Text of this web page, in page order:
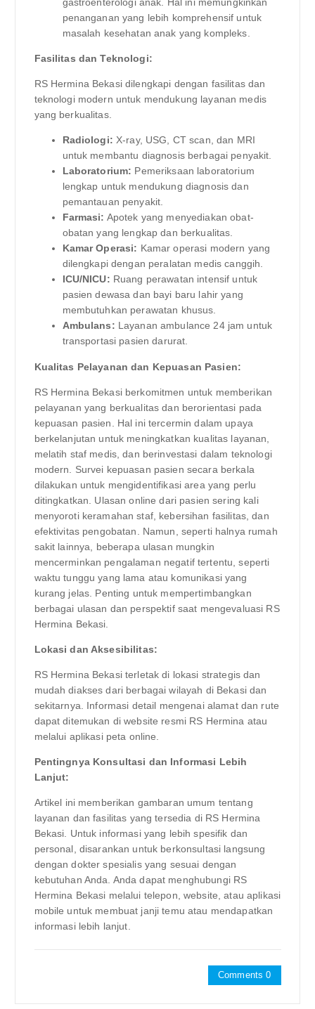
gastroenterologi anak. Hal ini memungkinkan
penanganan yang lebih komprehensif untuk
masalah kesehatan anak yang kompleks.
Fasilitas dan Teknologi:
RS Hermina Bekasi dilengkapi dengan fasilitas dan
teknologi modern untuk mendukung layanan medis
yang berkualitas.
Radiologi: X-ray, USG, CT scan, dan MRI
untuk membantu diagnosis berbagai penyakit.
Laboratorium: Pemeriksaan laboratorium
lengkap untuk mendukung diagnosis dan
pemantauan penyakit.
Farmasi: Apotek yang menyediakan obat-
obatan yang lengkap dan berkualitas.
Kamar Operasi: Kamar operasi modern yang
dilengkapi dengan peralatan medis canggih.
ICU/NICU: Ruang perawatan intensif untuk
pasien dewasa dan bayi baru lahir yang
membutuhkan perawatan khusus.
Ambulans: Layanan ambulance 24 jam untuk
transportasi pasien darurat.
Kualitas Pelayanan dan Kepuasan Pasien:
RS Hermina Bekasi berkomitmen untuk memberikan
pelayanan yang berkualitas dan berorientasi pada
kepuasan pasien. Hal ini tercermin dalam upaya
berkelanjutan untuk meningkatkan kualitas layanan,
melatih staf medis, dan berinvestasi dalam teknologi
modern. Survei kepuasan pasien secara berkala
dilakukan untuk mengidentifikasi area yang perlu
ditingkatkan. Ulasan online dari pasien sering kali
menyoroti keramahan staf, kebersihan fasilitas, dan
efektivitas pengobatan. Namun, seperti halnya rumah
sakit lainnya, beberapa ulasan mungkin
mencerminkan pengalaman negatif tertentu, seperti
waktu tunggu yang lama atau komunikasi yang
kurang jelas. Penting untuk mempertimbangkan
berbagai ulasan dan perspektif saat mengevaluasi RS
Hermina Bekasi.
Lokasi dan Aksesibilitas:
RS Hermina Bekasi terletak di lokasi strategis dan
mudah diakses dari berbagai wilayah di Bekasi dan
sekitarnya. Informasi detail mengenai alamat dan rute
dapat ditemukan di website resmi RS Hermina atau
melalui aplikasi peta online.
Pentingnya Konsultasi dan Informasi Lebih
Lanjut:
Artikel ini memberikan gambaran umum tentang
layanan dan fasilitas yang tersedia di RS Hermina
Bekasi. Untuk informasi yang lebih spesifik dan
personal, disarankan untuk berkonsultasi langsung
dengan dokter spesialis yang sesuai dengan
kebutuhan Anda. Anda dapat menghubungi RS
Hermina Bekasi melalui telepon, website, atau aplikasi
mobile untuk membuat janji temu atau mendapatkan
informasi lebih lanjut.
Comments 0